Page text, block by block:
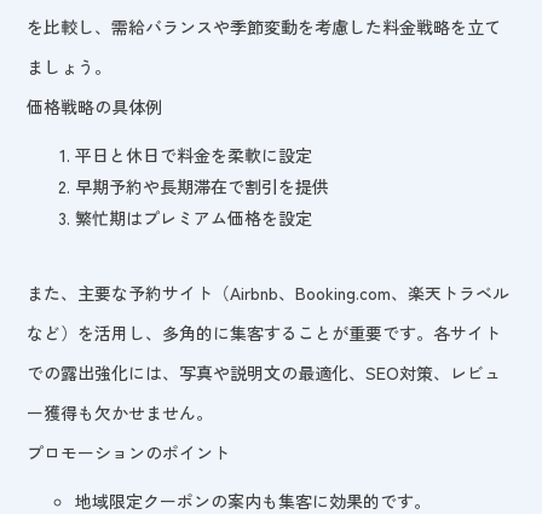
を比較し、需給バランスや季節変動を考慮した料金戦略を立て
ましょう。
価格戦略の具体例
平日と休日で料金を柔軟に設定
早期予約や長期滞在で割引を提供
繁忙期はプレミアム価格を設定
また、主要な予約サイト（Airbnb、Booking.com、楽天トラベル
など）を活用し、多角的に集客することが重要です。各サイト
での露出強化には、写真や説明文の最適化、SEO対策、レビュ
ー獲得も欠かせません。
プロモーションのポイント
地域限定クーポンの案内も集客に効果的です。